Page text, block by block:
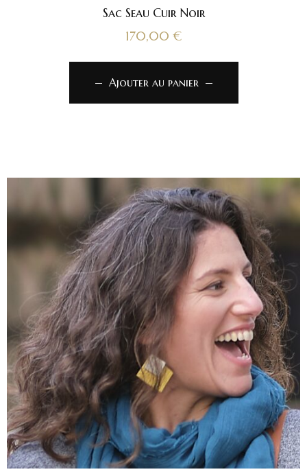
Sac Seau Cuir Noir
170,00 €
Ajouter au panier